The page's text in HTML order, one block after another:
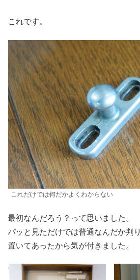
これです。
これだけでは何だかよくわからない
最初なんだろう？って思いました。
パッと見ただけでは普通なんだか判
置いてあったから気が付きました。